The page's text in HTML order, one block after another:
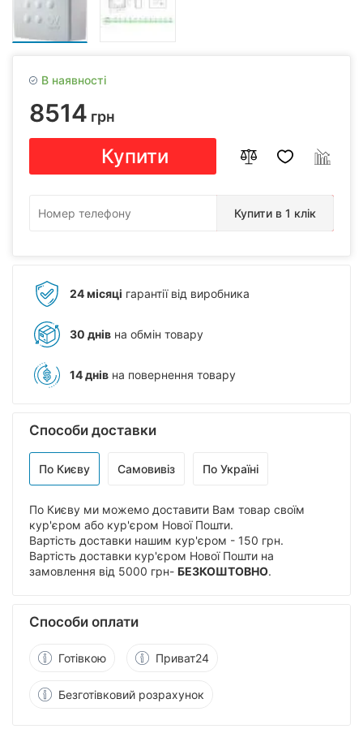
В наявності
8514 грн
Купити
Купити в 1 клік
24 місяці гарантії від виробника
30 днів на обмін товару
14 днів на повернення товару
Способи доставки
По Києву Самовивіз По Україні
По Києву ми можемо доставити Вам товар своїм
кур'єром або кур'єром Нової Пошти.
Вартість доставки нашим кур'єром - 150 грн.
Вартість доставки кур'єром Нової Пошти на
замовлення від 5000 грн- БЕЗКОШТОВНО.
Способи оплати
Готівкою Приват24
Безготівковий розрахунок